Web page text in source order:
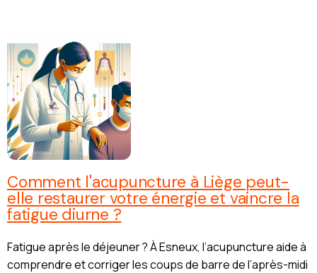
Comment l'acupuncture à Liège peut-
elle restaurer votre énergie et vaincre la
fatigue diurne ?
Fatigue après le déjeuner ? À Esneux, l’acupuncture aide à
comprendre et corriger les coups de barre de l’après-midi